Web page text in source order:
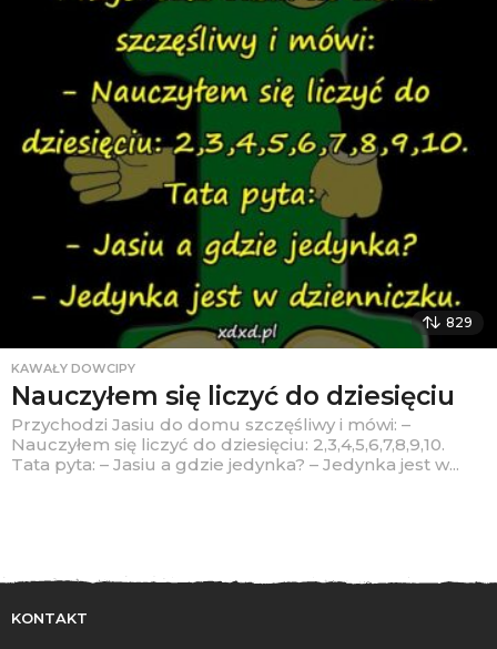
829
KAWAŁY DOWCIPY
Nauczyłem się liczyć do dziesięciu
Przychodzi Jasiu do domu szczęśliwy i mówi: –
Nauczyłem się liczyć do dziesięciu: 2,3,4,5,6,7,8,9,10.
Tata pyta: – Jasiu a gdzie jedynka? – Jedynka jest w...
KONTAKT